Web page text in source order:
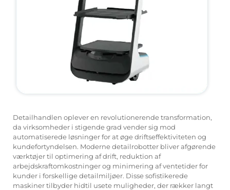
Detailhandlen oplever en revolutionerende transformation,
da virksomheder i stigende grad vender sig mod
automatiserede løsninger for at øge driftseffektiviteten og
kundefortyndelsen. Moderne detailrobotter bliver afgørende
værktøjer til optimering af drift, reduktion af
arbejdskraftomkostninger og minimering af ventetider for
kunder i forskellige detailmiljøer. Disse sofistikerede
maskiner tilbyder hidtil usete muligheder, der rækker langt